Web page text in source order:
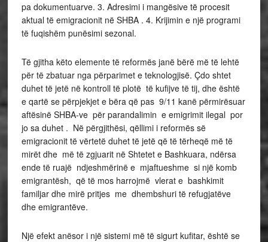
pa dokumentuarve. 3. Adresimi i mangësive të procesit
aktual të emigracionit në SHBA . 4. Krijimin e një programi
të fuqishëm punësimi sezonal.
Të gjitha këto elemente të reformës janë bërë më të lehtë
për të zbatuar nga përparimet e teknologjisë. Çdo shtet
duhet të jetë në kontroll të plotë të kufijve të tij, dhe është
e qartë se përpjekjet e bëra që pas 9/11 kanë përmirësuar
aftësinë SHBA-ve për parandalimin e emigrimit ilegal por
jo sa duhet . Në përgjithësi, qëllimi i reformës së
emigracionit të vërtetë duhet të jetë që të tërheqë më të
mirët dhe më të zgjuarit në Shtetet e Bashkuara, ndërsa
ende të ruajë ndjeshmërinë e mjaftueshme si një komb
emigrantësh, që të mos harrojmë vlerat e bashkimit
familjar dhe mirë pritjes me dhembshuri të refugjatëve
dhe emigrantëve.
Një efekt anësor i një sistemi më të sigurt kufitar, është se